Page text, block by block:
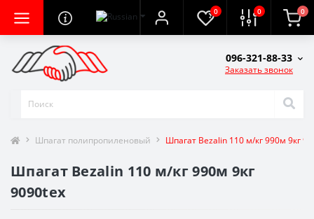
0 0 0
096-321-88-33
Заказать звонок
Шпагат полипропиленовый Шпагат Bezalin 110 м/кг 990м 9кг
Шпагат Bezalin 110 м/кг 990м 9кг
9090tex